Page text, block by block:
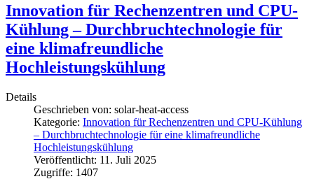
Innovation für Rechenzentren und CPU-
Kühlung – Durchbruchtechnologie für
eine klimafreundliche
Hochleistungskühlung
Details
Geschrieben von: solar-heat-access
Kategorie: Innovation für Rechenzentren und CPU-Kühlung
– Durchbruchtechnologie für eine klimafreundliche
Hochleistungskühlung
Veröffentlicht: 11. Juli 2025
Zugriffe: 1407